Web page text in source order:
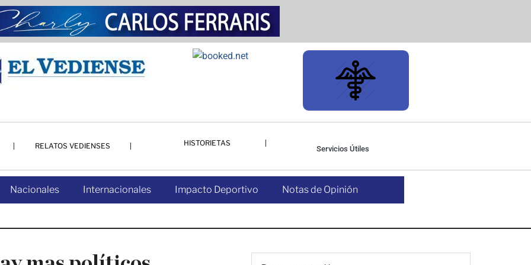
RELATOS VEDIENSES HISTORIETAS
Servicios Útiles
Nacionales Internacionales Impacto Deportivo Notas de Opinión